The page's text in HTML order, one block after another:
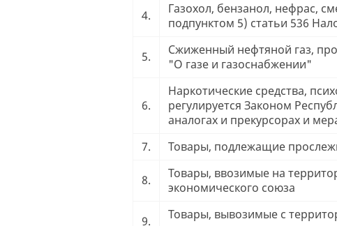
4.
Газохол, бензанол, нефрас,
подпунктом 5) статьи 536
5.
Сжиженный нефтяной газ,
"О газе и газоснабжении"
6.
Наркотические средства,
регулируется Законом
аналогах и прекурсорах и
7.
Товары, подлежащие
8.
Товары, ввозимые на
экономического союза
9.
Товары, вывозимые с